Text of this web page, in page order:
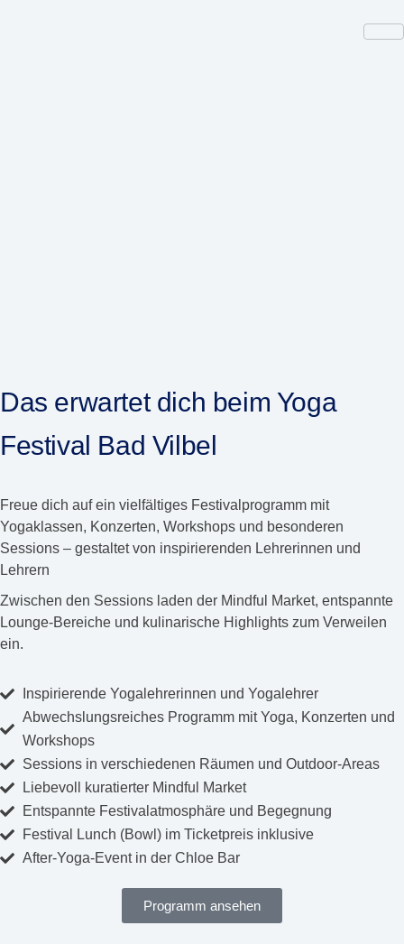
Das erwartet dich beim Yoga
Festival Bad Vilbel
Freue dich auf ein vielfältiges Festivalprogramm mit
Yogaklassen, Konzerten, Workshops und besonderen
Sessions – gestaltet von inspirierenden Lehrerinnen und
Lehrern
Zwischen den Sessions laden der Mindful Market, entspannte
Lounge-Bereiche und kulinarische Highlights zum Verweilen
ein.
Inspirierende Yogalehrerinnen und Yogalehrer
Abwechslungsreiches Programm mit Yoga, Konzerten und
Workshops
Sessions in verschiedenen Räumen und Outdoor-Areas
Liebevoll kuratierter Mindful Market
Entspannte Festivalatmosphäre und Begegnung
Festival Lunch (Bowl) im Ticketpreis inklusive
After-Yoga-Event in der Chloe Bar
Programm ansehen